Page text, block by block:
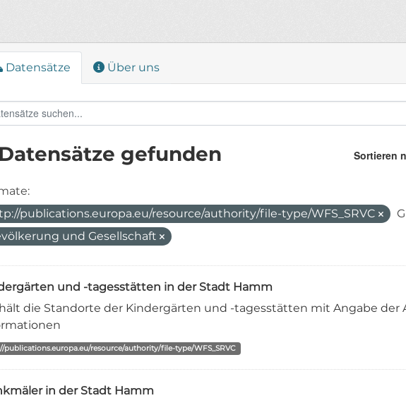
Datensätze Über uns
Sortieren
gefunden
publications.europa.eu/resource/authority/file-type/WFS_SRVC
und Gesellschaft
und -tagesstätten in der Stadt Hamm
die Standorte der Kindergärten und -tagesstätten mit Angabe der
publications.europa.eu/resource/authority/file-type/WFS_SRVC
in der Stadt Hamm